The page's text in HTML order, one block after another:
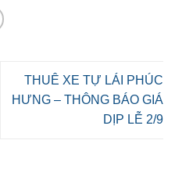
THUÊ XE TỰ LÁI PHÚC
HƯNG – THÔNG BÁO GIÁ
DỊP LỄ 2/9